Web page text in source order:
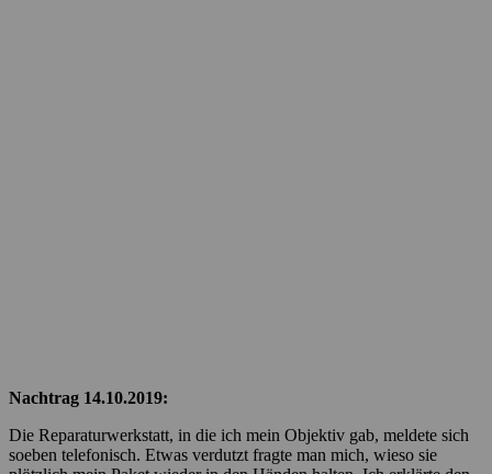
Nachtrag 14.10.2019:
Die Reparaturwerkstatt, in die ich mein Objektiv gab, meldete sich
soeben telefonisch. Etwas verdutzt fragte man mich, wieso sie